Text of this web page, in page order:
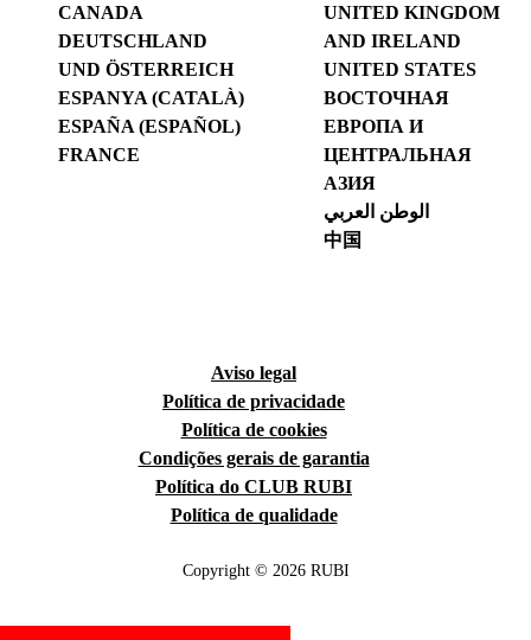
CANADA
DEUTSCHLAND
UND ÖSTERREICH
ESPANYA (CATALÀ)
ESPAÑA (ESPAÑOL)
FRANCE
UNITED KINGDOM
AND IRELAND
UNITED STATES
ВОСТОЧНАЯ
ЕВРОПА И
ЦЕНТРАЛЬНАЯ
АЗИЯ
الوطن العربي
中国
Aviso legal
Política de privacidade
Política de cookies
Condições gerais de garantia
Política do CLUB RUBI
Política de qualidade
Copyright © 2026 RUBI